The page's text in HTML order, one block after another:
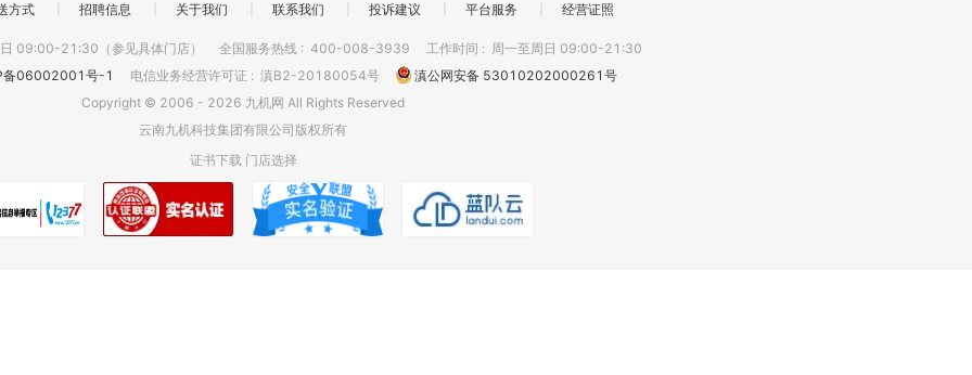
方式 招聘信息 关于我们 联系我们 投诉建议 平台服务 经营证照
09:00-21:30（参见具体门店） 全国服务热线 : 400-008-3939 工作时间 : 周一至周日 09:00-21:30
备06002001号-1
电信业务经营许可证 : 滇B2-20180054号
滇公网安备 53010202000261号
Copyright © 2006 - 2026 九机网 All Rights Reserved
云南九机科技集团有限公司版权所有
证书下载 门店选择